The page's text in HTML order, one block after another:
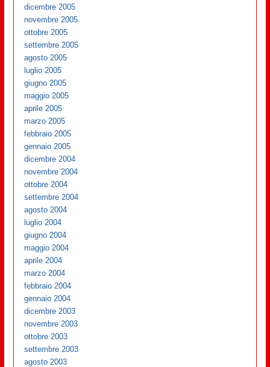
dicembre 2005
novembre 2005
ottobre 2005
settembre 2005
agosto 2005
luglio 2005
giugno 2005
maggio 2005
aprile 2005
marzo 2005
febbraio 2005
gennaio 2005
dicembre 2004
novembre 2004
ottobre 2004
settembre 2004
agosto 2004
luglio 2004
giugno 2004
maggio 2004
aprile 2004
marzo 2004
febbraio 2004
gennaio 2004
dicembre 2003
novembre 2003
ottobre 2003
settembre 2003
agosto 2003